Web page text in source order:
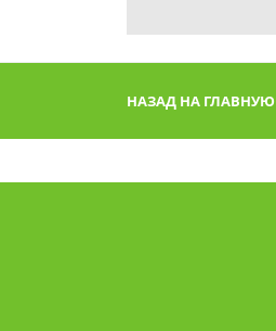
НАЗАД НА ГЛАВНУЮ